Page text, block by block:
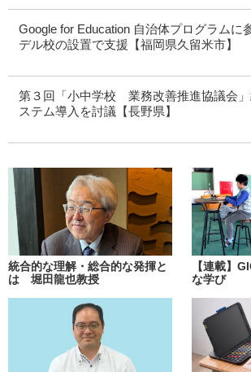
Google for Education 自治体プログラム
デル校の設置で支援【福岡県久留米市】
第３回「小中学校 業務改善推進協議会
ステム導入を討議【長野県】
統合的な理解・総合的な発揮と
は 堀田龍也教授
【連載】
な学び